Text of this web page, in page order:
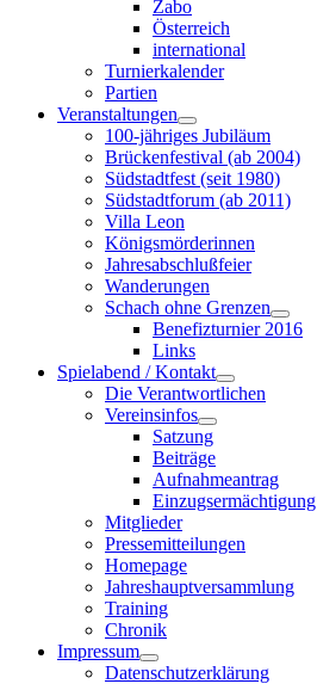
Zabo
Österreich
international
Turnierkalender
Partien
Veranstaltungen
100-jähriges Jubiläum
Brückenfestival (ab 2004)
Südstadtfest (seit 1980)
Südstadtforum (ab 2011)
Villa Leon
Königsmörderinnen
Jahresabschlußfeier
Wanderungen
Schach ohne Grenzen
Benefizturnier 2016
Links
Spielabend / Kontakt
Die Verantwortlichen
Vereinsinfos
Satzung
Beiträge
Aufnahmeantrag
Einzugsermächtigung
Mitglieder
Pressemitteilungen
Homepage
Jahreshauptversammlung
Training
Chronik
Impressum
Datenschutzerklärung